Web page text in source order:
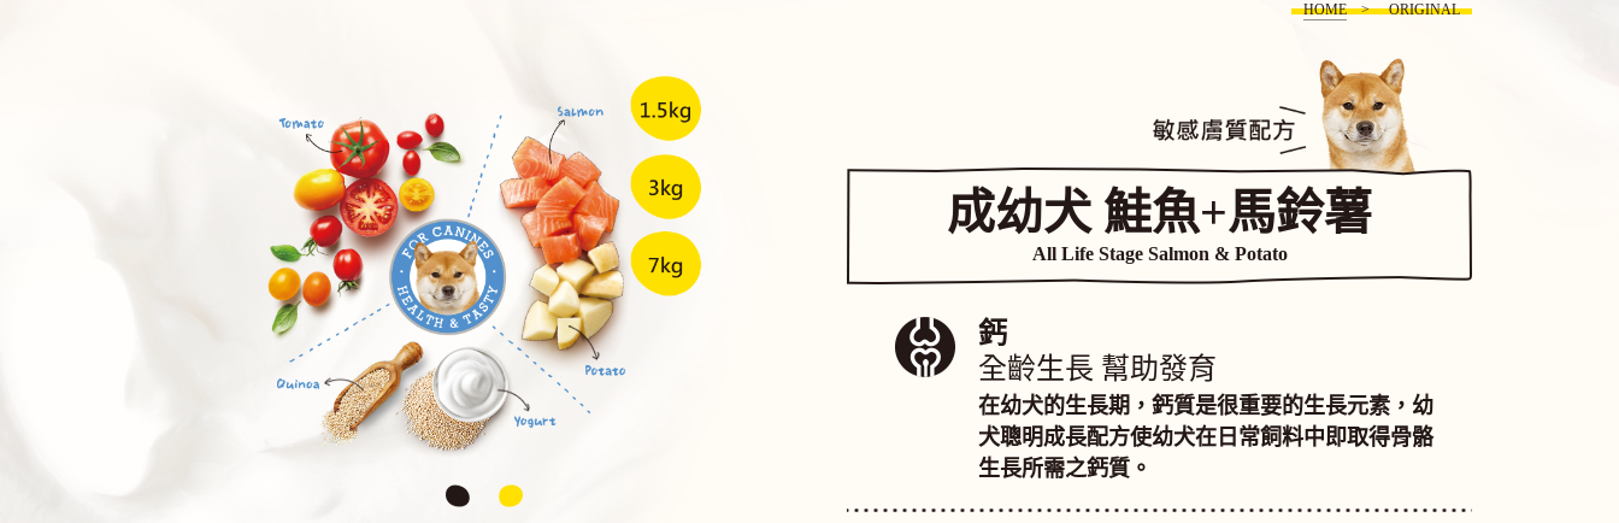
HOME ORIGINAL
成幼犬 鮭魚+馬鈴薯
All Life Stage Salmon & Potato
鈣
全齡生長 幫助發育
在幼犬的生長期，鈣質是很重要的生長元素，幼
犬聰明成長配方使幼犬在日常飼料中即取得骨骼
生長所需之鈣質。